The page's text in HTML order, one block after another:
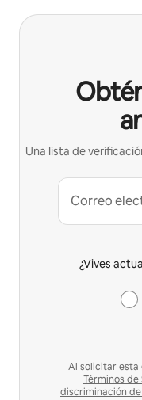
Una lista de
Correo
¿Vives
Al solicitar esta
Términos de
discriminación